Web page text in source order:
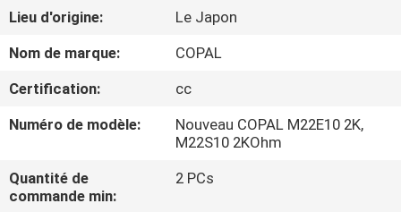
AU
SUJET
DE
VISITE
D'USINE
Lieu d'origine:
Le Japon
Nom de marque:
COPAL
Certification:
cc
Numéro de modèle:
Nouveau COPAL M22E10 2K,
M22S10 2KOhm
Quantité de
commande min:
2 PCs